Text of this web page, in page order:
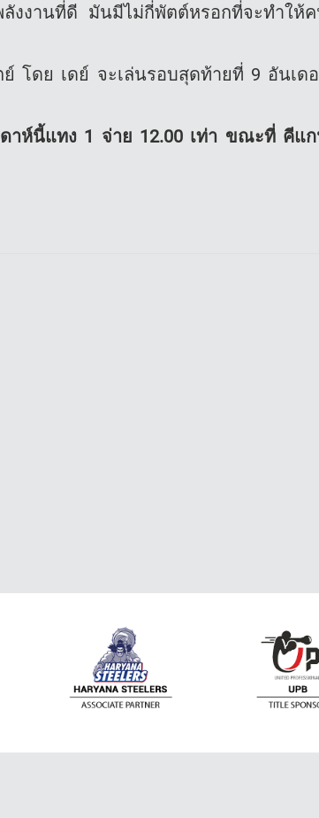
งงานที่ดี มันมีไม่กี่พัตต์หรอกที่จะทำให้
โดย เดย์ จะเล่นรอบสุดท้ายที่ 9 อันเด
าห์นี้แทง 1 จ่าย 12.00 เท่า ขณะที่ คีแ